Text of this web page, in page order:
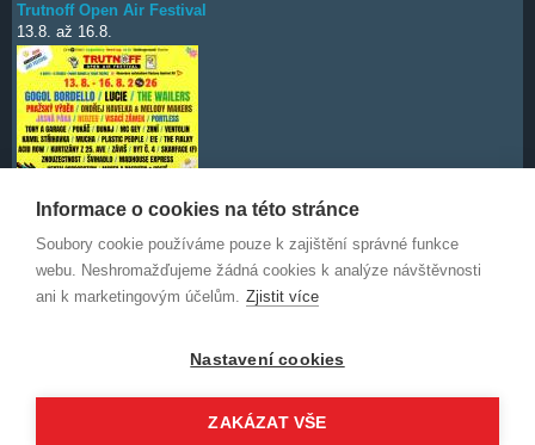
Trutnoff Open Air Festival
13.8. až 16.8.
Deep Purple
7.10.
Informace o cookies na této stránce
Soubory cookie používáme pouze k zajištění správné funkce
webu. Neshromažďujeme žádná cookies k analýze návštěvnosti
ani k marketingovým účelům. Zjistit více
Nastavení cookies
ZAKÁZAT VŠE